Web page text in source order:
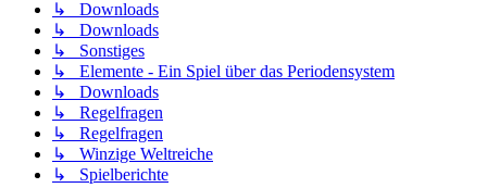
↳ Downloads
↳ Downloads
↳ Sonstiges
↳ Elemente - Ein Spiel über das Periodensystem
↳ Downloads
↳ Regelfragen
↳ Regelfragen
↳ Winzige Weltreiche
↳ Spielberichte